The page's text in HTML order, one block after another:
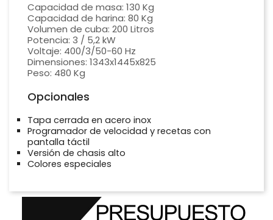
Capacidad de masa: 130 Kg
Capacidad de harina: 80 Kg
Volumen de cuba: 200 Litros
Potencia: 3 / 5,2 kW
Voltaje: 400/3/50-60 Hz
Dimensiones: 1343x1445x825
Peso: 480 Kg
Opcionales
Tapa cerrada en acero inox
Programador de velocidad y recetas con
pantalla táctil
Versión de chasis alto
Colores especiales